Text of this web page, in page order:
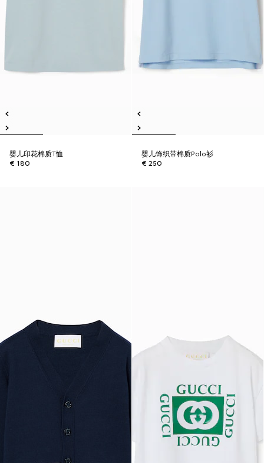
婴儿印花棉质T恤
€ 180
婴儿饰织带棉质Polo衫
€ 250